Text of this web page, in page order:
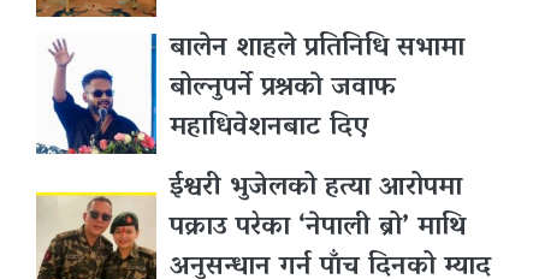
बालेन शाहले प्रतिनिधि सभामा
बोल्नुपर्ने प्रश्नकाे जवाफ
महाधिवेशनबाट दिए
ईश्वरी भुजेलको हत्या आरोपमा
पक्राउ परेका ‘नेपाली ब्रो’ माथि
अनुसन्धान गर्न पाँच दिनको म्याद